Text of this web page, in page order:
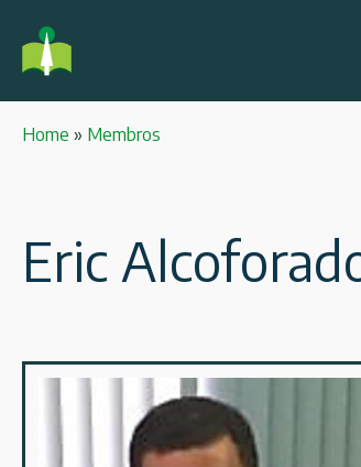
Home » Membros
Eric